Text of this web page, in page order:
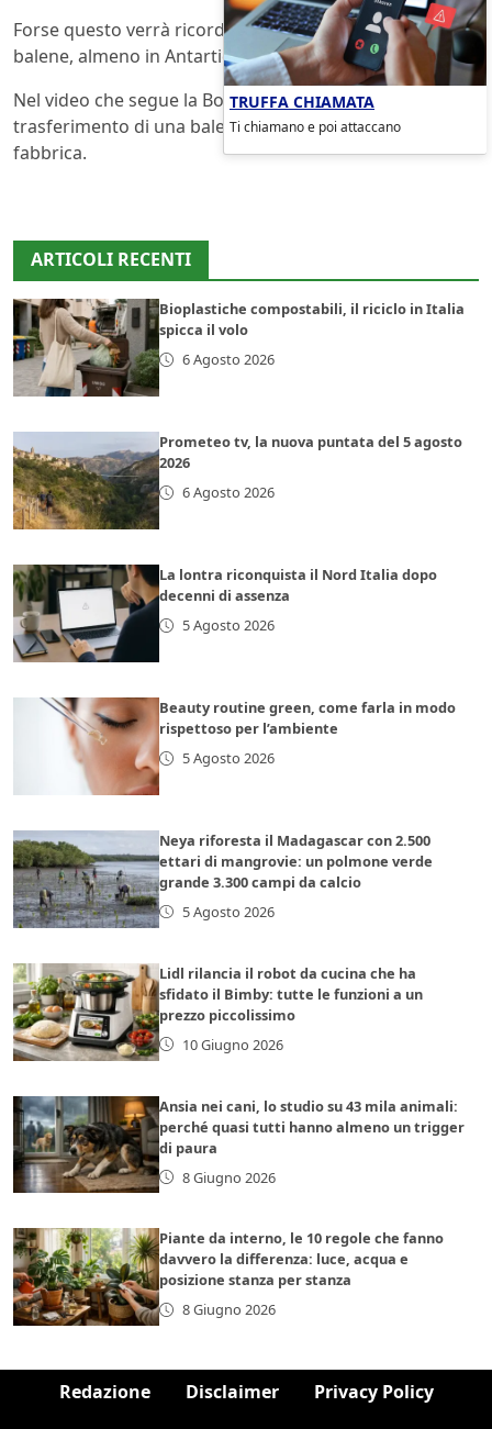
Forse questo verrà ricordato come l’anno zeroper le
balene, almeno in Antartide.
Nel video che segue la Bob Barker impedisce il
trasferimento di una balena catturata sulla nave
fabbrica.
ARTICOLI RECENTI
Bioplastiche compostabili, il riciclo in Italia
spicca il volo
6 Agosto 2026
Prometeo tv, la nuova puntata del 5 agosto
2026
6 Agosto 2026
La lontra riconquista il Nord Italia dopo
decenni di assenza
5 Agosto 2026
Beauty routine green, come farla in modo
rispettoso per l’ambiente
5 Agosto 2026
Neya riforesta il Madagascar con 2.500
ettari di mangrovie: un polmone verde
grande 3.300 campi da calcio
5 Agosto 2026
Lidl rilancia il robot da cucina che ha
sfidato il Bimby: tutte le funzioni a un
prezzo piccolissimo
10 Giugno 2026
Ansia nei cani, lo studio su 43 mila animali:
perché quasi tutti hanno almeno un trigger
di paura
8 Giugno 2026
Piante da interno, le 10 regole che fanno
davvero la differenza: luce, acqua e
posizione stanza per stanza
8 Giugno 2026
Redazione Disclaimer Privacy Policy
TRUFFA CHIAMATA
Ti chiamano e poi attaccano